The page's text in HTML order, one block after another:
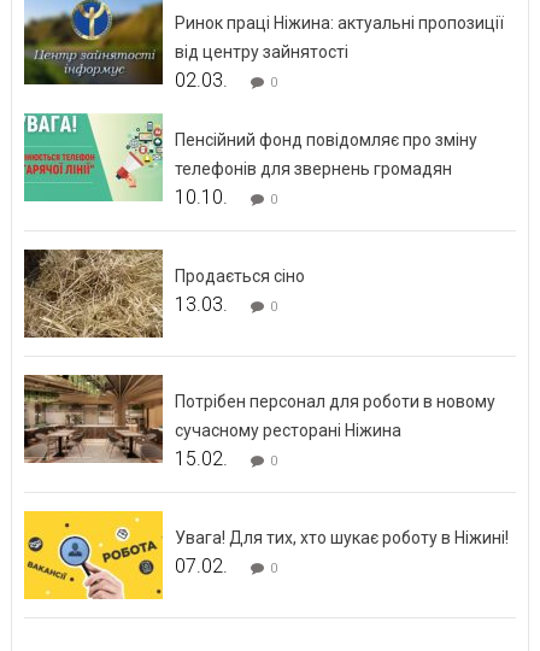
Ринок праці Ніжина: актуальні пропозиції
від центру зайнятості
02.03. 0
Пенсійний фонд повідомляє про зміну
телефонів для звернень громадян
10.10. 0
Продається сіно
13.03. 0
Потрібен персонал для роботи в новому
сучасному ресторані Ніжина
15.02. 0
Увага! Для тих, хто шукає роботу в Ніжині!
07.02. 0